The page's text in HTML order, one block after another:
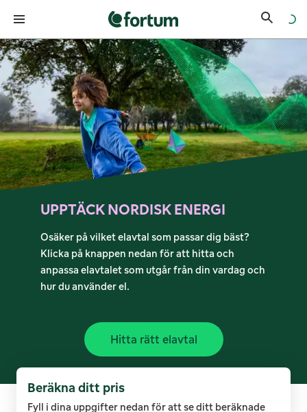
Fortums startsida för el
UPPTÄCKNORDISKENERGI
Osäker på vilket elavtal som passar dig bäst?
Klicka på knappen nedan för att hitta och
anpassa elavtalet som utgår från din vardag och
hur du använder el.
Hitta rätt elavtal
Beräkna ditt pris
Fyll i dina uppgifter nedan för att se ditt beräknade